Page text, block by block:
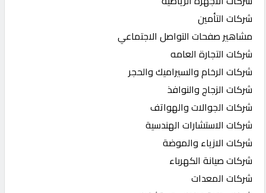
شركات التأمين
مشاهير صفحات التواصل الاجتماعي
شركات التجارة العامه
شركات الرخام والسيراميك والحجر
شركات الزجاج والنوافذ
شركات الجوالات والهواتف
شركات الاستشارات الهندسية
شركات الازياء والموضة
شركات صيانة الكهرباء
شركات المعدات